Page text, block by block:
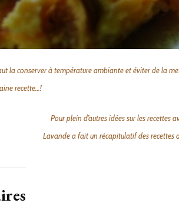
la conserver à température ambiante et éviter de la
recette…!
Pour plein d’autres idées sur les recettes
Lavande a fait un récapitulatif des recettes